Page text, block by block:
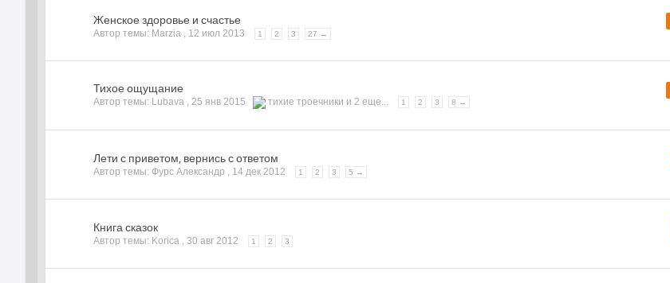
Женское здоровье и счастье
Автор темы: Marzia , 12 июл 2013 1 2 3 27 →
Тихое ощущание
Автор темы: Lubava ,25 янв 2015 тихие троечники и 2 еще... 1 2 3 8 →
Лети с приветом, вернись с ответом
Автор темы: Фурс Александр , 14 дек 2012 1 2 3 5 →
Книга сказок
Автор темы: Korica ,30 авг 2012 1 2 3